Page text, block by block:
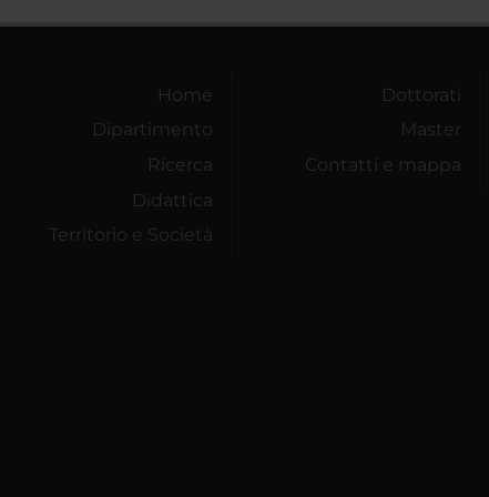
Home
Dipartimento
Ricerca
Didattica
Territorio e Società
Dottorati
Master
Contatti e mappa